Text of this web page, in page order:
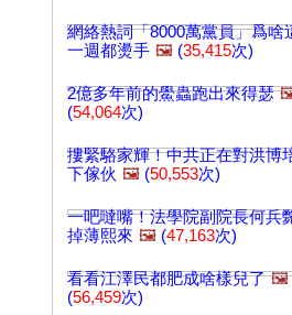
網絡熱詞「8000萬黨員」爲啥
一週都燙手 🖼️ (35,415次)
2億多年前的鱟蟲跑出來得瑟
(54,064次)
摟緊駱家輝！中共正在對洪博
下傢伙 🖼️ (50,553次)
一吧噠嘴！法學院副院長何兵
掉薄熙來 🖼️ (47,163次)
看看江澤民都肥成啥樣兒了 🖼️
(56,459次)